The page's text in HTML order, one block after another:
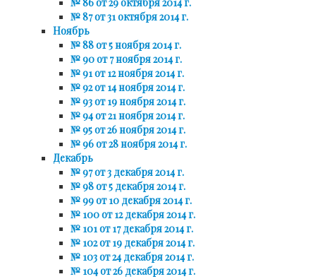
№ 87 от 31 октября 2014 г.
Ноябрь
№ 88 от 5 ноября 2014 г.
№ 90 от 7 ноября 2014 г.
№ 91 от 12 ноября 2014 г.
№ 92 от 14 ноября 2014 г.
№ 93 от 19 ноября 2014 г.
№ 94 от 21 ноября 2014 г.
№ 95 от 26 ноября 2014 г.
№ 96 от 28 ноября 2014 г.
Декабрь
№ 97 от 3 декабря 2014 г.
№ 98 от 5 декабря 2014 г.
№ 99 от 10 декабря 2014 г.
№ 100 от 12 декабря 2014 г.
№ 101 от 17 декабря 2014 г.
№ 102 от 19 декабря 2014 г.
№ 103 от 24 декабря 2014 г.
№ 104 от 26 декабря 2014 г.